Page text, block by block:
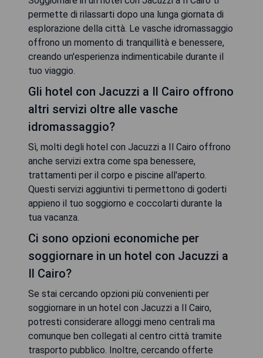
permette di rilassarti dopo una lunga giornata di
esplorazione della città. Le vasche idromassaggio
offrono un momento di tranquillità e benessere,
creando un'esperienza indimenticabile durante il
tuo viaggio.
Gli hotel con Jacuzzi a Il Cairo offrono
altri servizi oltre alle vasche
idromassaggio?
Sì, molti degli hotel con Jacuzzi a Il Cairo offrono
anche servizi extra come spa benessere,
trattamenti per il corpo e piscine all'aperto.
Questi servizi aggiuntivi ti permettono di goderti
appieno il tuo soggiorno e coccolarti durante la
tua vacanza.
Ci sono opzioni economiche per
soggiornare in un hotel con Jacuzzi a
Il Cairo?
Se stai cercando opzioni più convenienti per
soggiornare in un hotel con Jacuzzi a Il Cairo,
potresti considerare alloggi meno centrali ma
comunque ben collegati al centro città tramite
trasporto pubblico. Inoltre, cercando offerte